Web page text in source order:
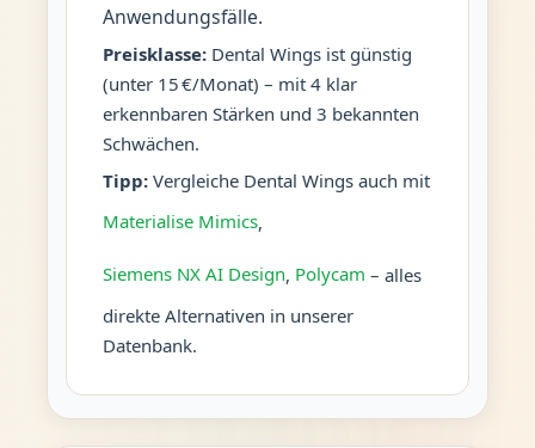
Anwendungsfälle.
Preisklasse:Dental Wings ist günstig
(unter 15 €/Monat) – mit 4 klar
erkennbaren Stärken und 3 bekannten
Schwächen.
Tipp:Vergleiche Dental Wings auch mit
Materialise Mimics,
Siemens NX AI Design, Polycam – alles
direkte Alternativen in unserer
Datenbank.